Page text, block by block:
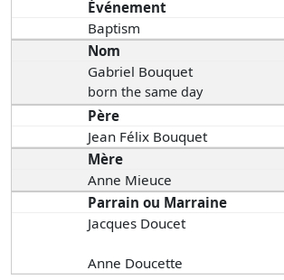
Événement
Baptism
Nom
Gabriel Bouquet
born the same day
Père
Jean Félix Bouquet
Mère
Anne Mieuce
Parrain ou Marraine
Jacques Doucet
Anne Doucette